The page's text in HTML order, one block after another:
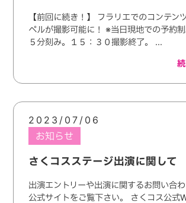
【前回に続き！】 フラリエでのコンテン
ペルが撮影可能に！ ※当日現地での予約制
５分刻み。１５：３０撮影終了。 ...
2023/07/06
お知らせ
さくコスステージ出演に関して
出演エントリーや出演に関するお問い合
公式サイトをご覧下さい。 さくコス公式